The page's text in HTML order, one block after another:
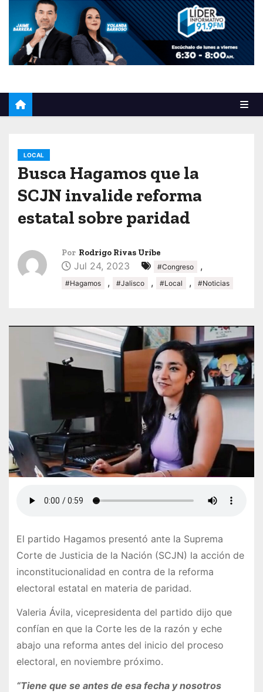
LOCAL
Busca Hagamos que la
SCJN invalide reforma
estatal sobre paridad
Por Rodrigo Rivas Uribe
Jul 24, 2023 #Congreso ,
#Hagamos , #Jalisco , #Local , #Noticias
El partido Hagamos presentó ante la Suprema
Corte de Justicia de la Nación (SCJN) la acción de
inconstitucionalidad en contra de la reforma
electoral estatal en materia de paridad.
Valeria Ávila, vicepresidenta del partido dijo que
confían en que la Corte les de la razón y eche
abajo una reforma antes del inicio del proceso
electoral, en noviembre próximo.
“Tiene que se antes de esa fecha y nosotros